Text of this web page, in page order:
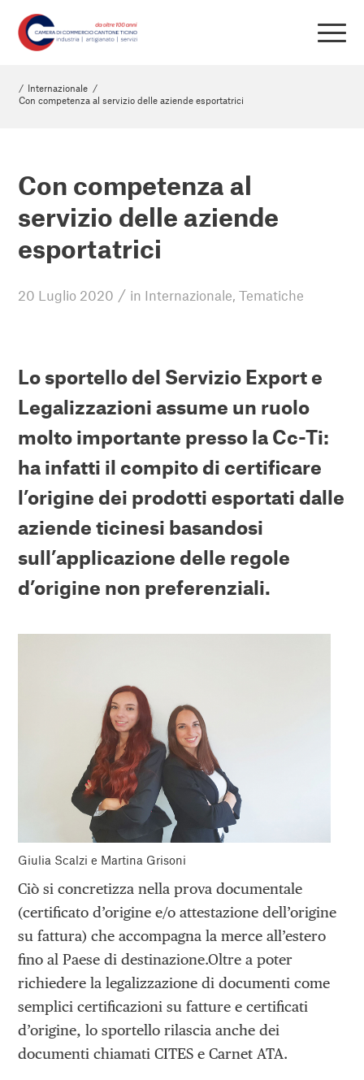
/ Internazionale /
Con competenza al servizio delle aziende esportatrici
Con competenza al
servizio delle aziende
esportatrici
20 Luglio 2020 / in Internazionale,Tematiche
Lo sportello del Servizio Export e
Legalizzazioni assume un ruolo
molto importante presso la Cc-Ti:
ha infatti il compito di certificare
l’origine dei prodotti esportati dalle
aziende ticinesi basandosi
sull’applicazione delle regole
d’origine non preferenziali.
Giulia Scalzi e Martina Grisoni
Ciò si concretizza nella prova documentale
(certificato d’origine e/o attestazione dell’origine
su fattura) che accompagna la merce all’estero
fino al Paese di destinazione.Oltre a poter
richiedere la legalizzazione di documenti come
semplici certificazioni su fatture e certificati
d’origine, lo sportello rilascia anche dei
documenti chiamati CITES e Carnet ATA.